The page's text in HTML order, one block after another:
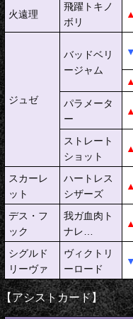
火遠理
飛躍トキノ
ボリ
▲
ジュゼ
バッドベリ
ージャム
▼
▲
パラメータ
ー
▲
ストレート
ショット
▲
スカーレ
ット
ハートレス
シザーズ
▲
デス・フ
ック
我ガ血肉ト
ナレ…
▲
シグルド
リーヴァ
ヴィクトリ
ーロード
▼
【アシストカード】